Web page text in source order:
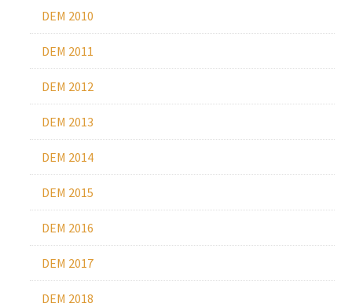
DEM 2010
DEM 2011
DEM 2012
DEM 2013
DEM 2014
DEM 2015
DEM 2016
DEM 2017
DEM 2018